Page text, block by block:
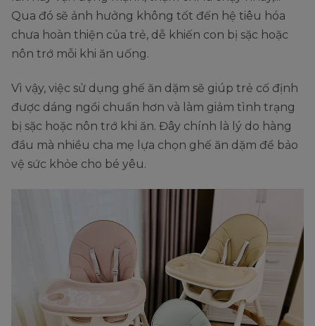
Qua đó sẽ ảnh hưởng không tốt đến hệ tiêu hóa
chưa hoàn thiện của trẻ, dễ khiến con bị sặc hoặc
nôn trớ mỗi khi ăn uống.
Vì vậy, việc sử dụng ghế ăn dặm sẽ giúp trẻ cố định
được dáng ngồi chuẩn hơn và làm giảm tình trạng
bị sặc hoặc nôn trớ khi ăn. Đây chính là lý do hàng
đầu mà nhiều cha mẹ lựa chọn ghế ăn dặm để bảo
vệ sức khỏe cho bé yêu.